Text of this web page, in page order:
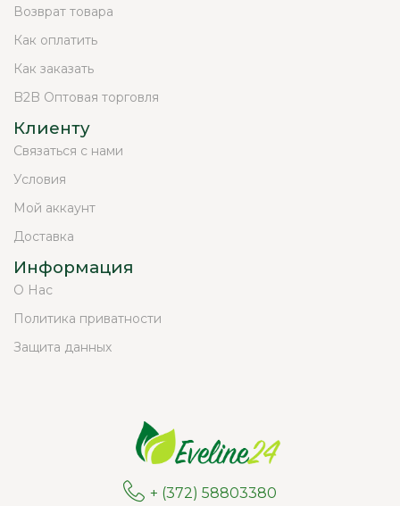
Возврат товара
Как оплатить
Как заказать
B2B Оптовая торговля
Клиенту
Связаться с нами
Условия
Мой аккаунт
Доставка
Информация
О Нас
Политика приватности
Защита данных
+ (372) 58803380